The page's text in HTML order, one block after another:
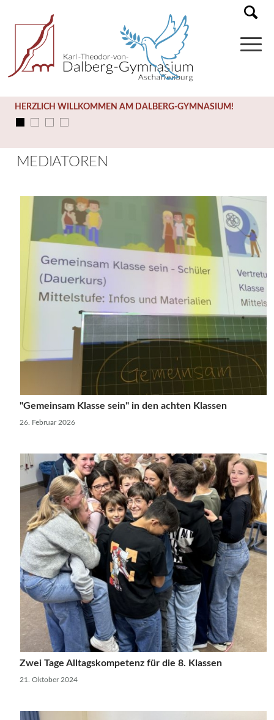
HERZLICH WILLKOMMEN AM DALBERG-GYMNASIUM!
MEDIATOREN
"Gemeinsam Klasse sein" in den achten Klassen
26. Februar 2026
Zwei Tage Alltagskompetenz für die 8. Klassen
21. Oktober 2024